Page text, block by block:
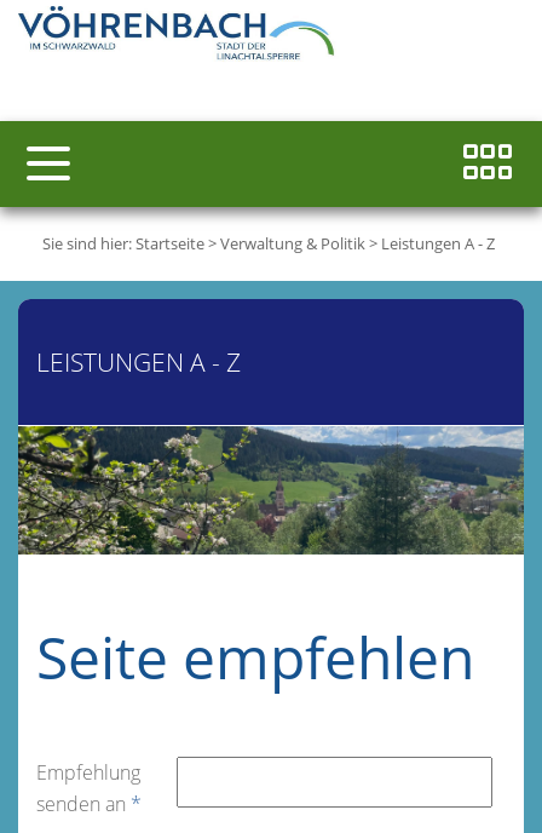
Sie sind hier:Startseite>Verwaltung & Politik> Leistungen A - Z
LEISTUNGEN A - Z
Seite empfehlen
Empfehlung
senden an *